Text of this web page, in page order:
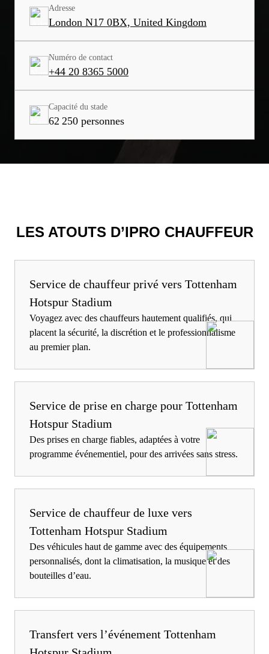
Adresse
London N17 0BX, United Kingdom
Numéro de contact
+44 20 8365 5000
Capacité du stade
62 250 personnes
LES ATOUTS D’IPRO CHAUFFEUR
Service de chauffeur privé vers Tottenham
Hotspur Stadium
Voyagez avec des chauffeurs hautement qualifiés, qui
placent la sécurité, la discrétion et le professionnalisme
au premier plan.
Service de prise en charge pour Tottenham
Hotspur Stadium
Des prises en charge fiables, adaptées à votre
programme événementiel, pour des arrivées sans stress.
Service de chauffeur de luxe vers
Tottenham Hotspur Stadium
Des véhicules haut de gamme avec des équipements
personnalisés, dont la climatisation, la musique et des
bouteilles d’eau.
Transfert vers l’événement Tottenham